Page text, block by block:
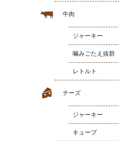
牛肉
ジャーキー
噛みごたえ抜群
レトルト
チーズ
ジャーキー
キューブ